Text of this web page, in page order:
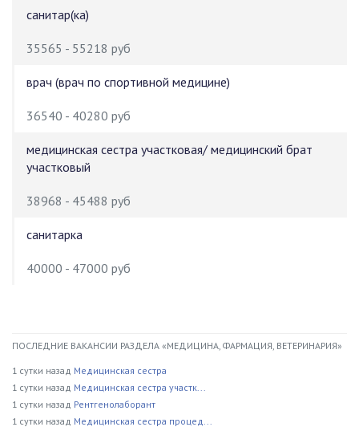
санитар(ка)
35565 - 55218 руб
врач (врач по спортивной медицине)
36540 - 40280 руб
медицинская сестра участковая/ медицинский брат
участковый
38968 - 45488 руб
санитарка
40000 - 47000 руб
ПОСЛЕДНИЕ ВАКАНСИИ РАЗДЕЛА «МЕДИЦИНА, ФАРМАЦИЯ, ВЕТЕРИНАРИЯ»
1 сутки назад Медицинская сестра
1 сутки назад Медицинская сестра участк...
1 сутки назад Рентгенолаборант
1 сутки назад Медицинская сестра процед...